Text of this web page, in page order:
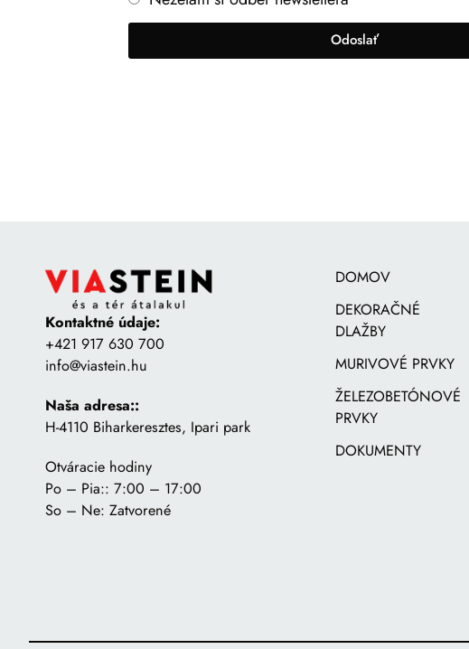
Odoslať
Kontaktné údaje:
+421 917 630 700
info@viastein.hu
Naša adresa::
H-4110 Biharkeresztes, Ipari park
Otváracie hodiny
Po – Pia:: 7:00 – 17:00
So – Ne: Zatvorené
DOMOV
DEKORAČNÉ
DLAŽBY
MURIVOVÉ PRVKY
ŽELEZOBETÓNOVÉ
PRVKY
DOKUMENTY